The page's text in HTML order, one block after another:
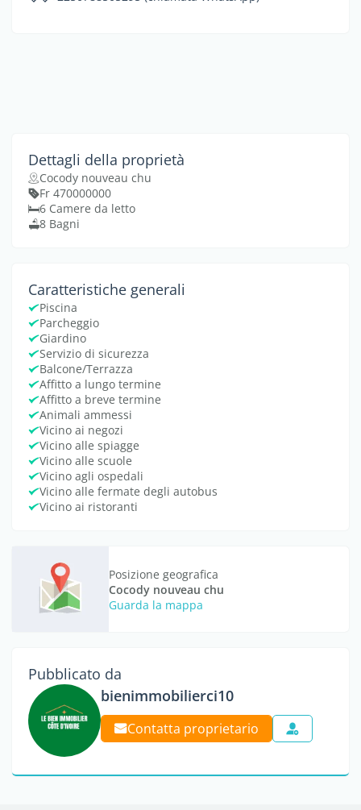
Dettagli della proprietà
Cocody nouveau chu
Fr 470000000
6 Camere da letto
8 Bagni
Caratteristiche generali
Piscina
Parcheggio
Giardino
Servizio di sicurezza
Balcone/Terrazza
Affitto a lungo termine
Affitto a breve termine
Animali ammessi
Vicino ai negozi
Vicino alle spiagge
Vicino alle scuole
Vicino agli ospedali
Vicino alle fermate degli autobus
Vicino ai ristoranti
Posizione geografica
Cocody nouveau chu
Guarda la mappa
Pubblicato da
bienimmobilierci10
Contatta proprietario